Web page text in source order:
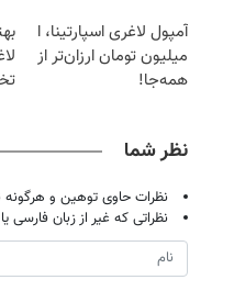
آمپول لاغری اسپارتینا، ا
میلیون تومان ارزان‌تر از
همه‌جا!
نظر شما
نظرات حاوی توهین و
نظراتی که غیر از زبان فارسی